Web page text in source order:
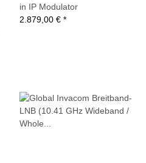
in IP Modulator
2.879,00 € *